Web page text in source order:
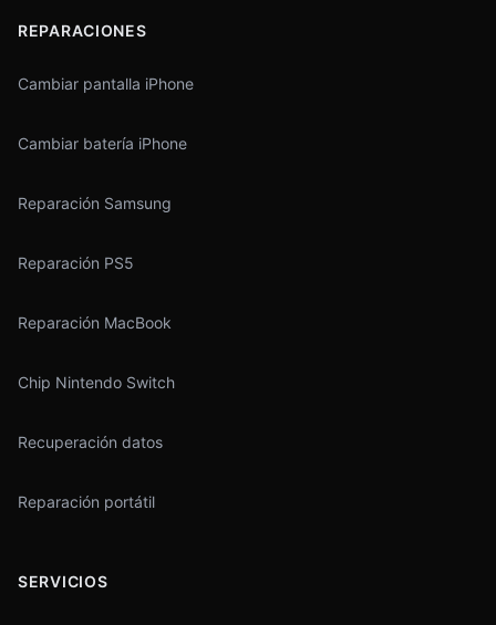
REPARACIONES
Cambiar pantalla iPhone
Cambiar batería iPhone
Reparación Samsung
Reparación PS5
Reparación MacBook
Chip Nintendo Switch
Recuperación datos
Reparación portátil
SERVICIOS